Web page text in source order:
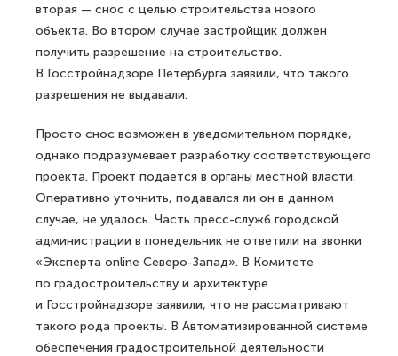
вторая — снос с целью строительства нового
объекта. Во втором случае застройщик должен
получить разрешение на строительство.
В Госстройнадзоре Петербурга заявили, что такого
разрешения не выдавали.
Просто снос возможен в уведомительном порядке,
однако подразумевает разработку соответствующего
проекта. Проект подается в органы местной власти.
Оперативно уточнить, подавался ли он в данном
случае, не удалось. Часть пресс-служб городской
администрации в понедельник не ответили на звонки
«Эксперта online Северо-Запад». В Комитете
по градостроительству и архитектуре
и Госстройнадзоре заявили, что не рассматривают
такого рода проекты. В Автоматизированной системе
обеспечения градостроительной деятельности